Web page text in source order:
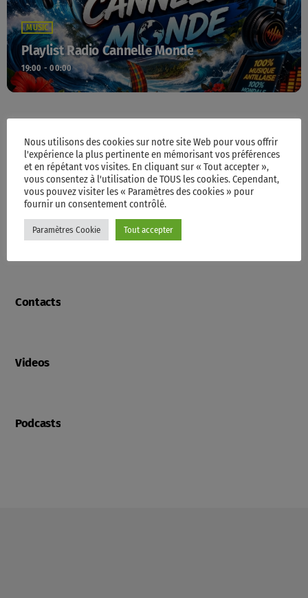
MUSIC
Playlist Radio Cannelle Monde
19:00 - 00:00
TOP POPULAR
Accueil
Programme
Contacts
Videos
Podcasts
Nous utilisons des cookies sur notre site Web pour vous offrir
l'expérience la plus pertinente en mémorisant vos préférences
et en répétant vos visites. En cliquant sur « Tout accepter »,
vous consentez à l'utilisation de TOUS les cookies. Cependant,
vous pouvez visiter les « Paramètres des cookies » pour
fournir un consentement contrôlé.
Paramètres Cookie Tout accepter